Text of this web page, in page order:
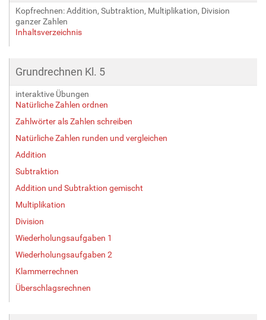
Kopfrechnen: Addition, Subtraktion, Multiplikation, Division
ganzer Zahlen
Inhaltsverzeichnis
Grundrechnen Kl. 5
interaktive Übungen
Natürliche Zahlen ordnen
Zahlwörter als Zahlen schreiben
Natürliche Zahlen runden und vergleichen
Addition
Subtraktion
Addition und Subtraktion gemischt
Multiplikation
Division
Wiederholungsaufgaben 1
Wiederholungsaufgaben 2
Klammerrechnen
Überschlagsrechnen